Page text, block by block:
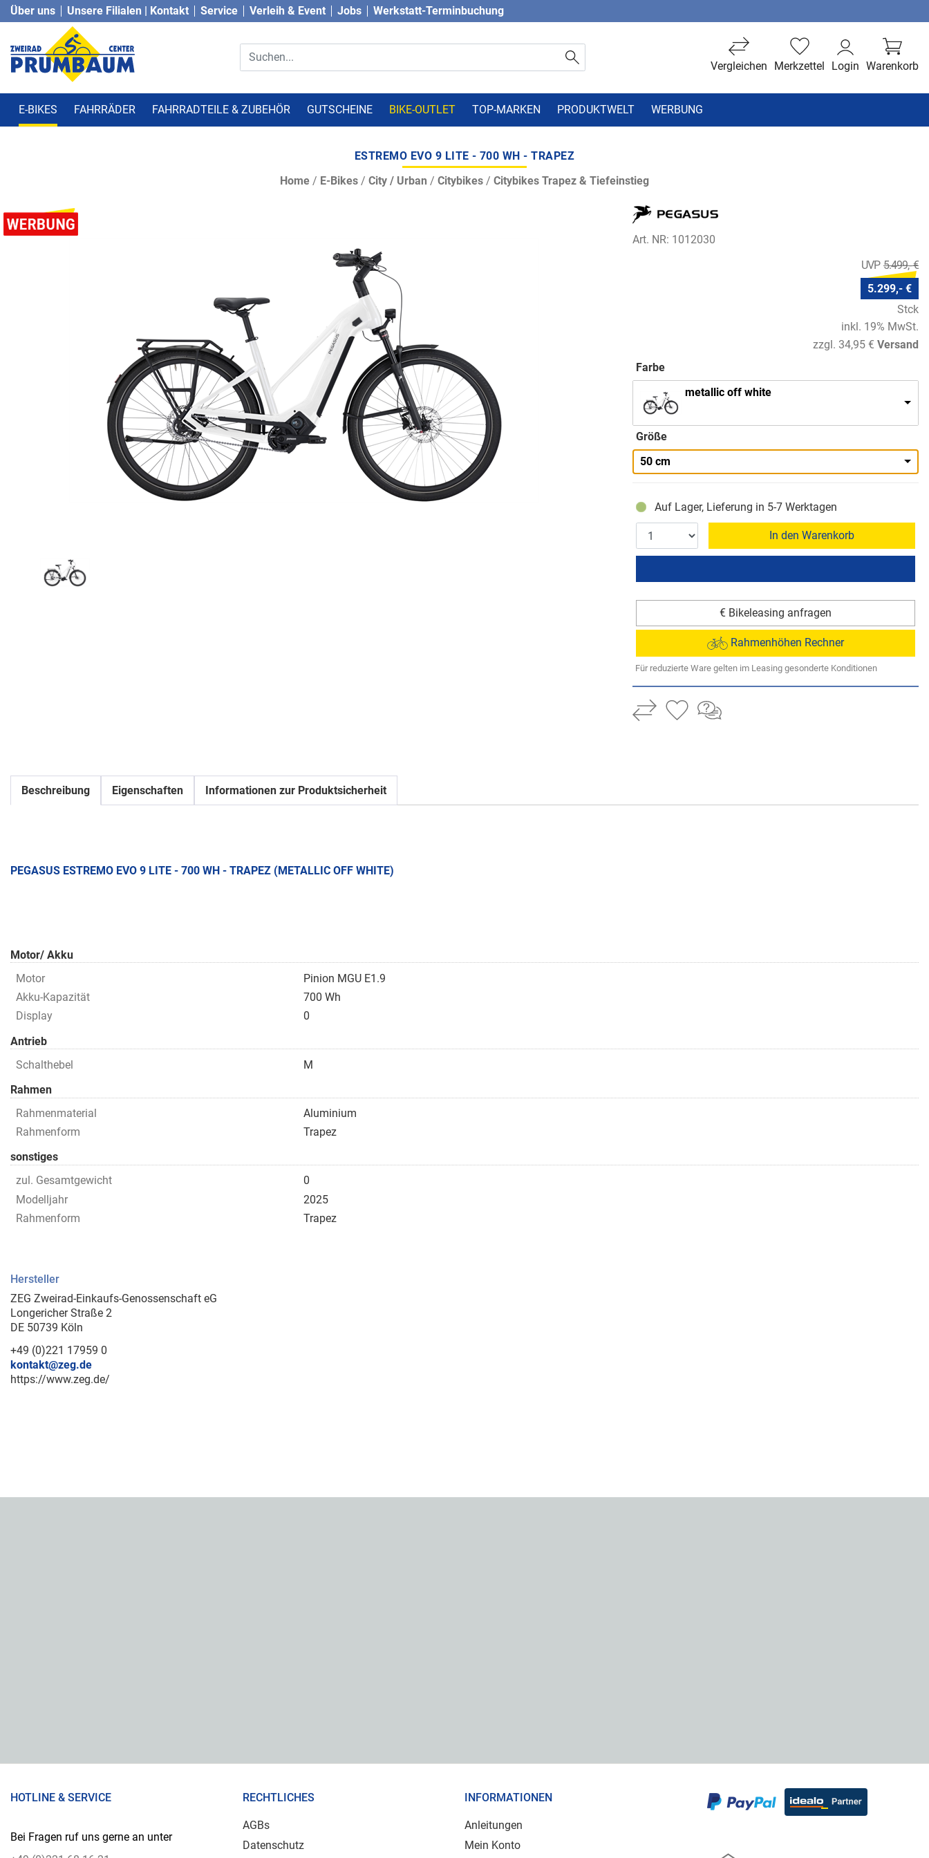
Über uns Unsere Filialen | Kontakt Service Verleih & Event Jobs Werkstatt-Terminbuchung
Warenkorb
Login
Merkzettel
Vergleichen
E-BIKES FAHRRÄDER FAHRRADTEILE & ZUBEHÖR GUTSCHEINE BIKE-OUTLET TOP-MARKEN PRODUKTWELT WERBUNG
ESTREMO EVO 9 LITE - 700 WH - TRAPEZ
Home / E-Bikes / City / Urban / Citybikes / Citybikes Trapez & Tiefeinstieg
Art. NR: 1012030
5.499,- €
5.299,- €
Stck
inkl. 19% MwSt.
zzgl. 34,95 € Versand
Farbe
metallic off white
Größe
50 cm
Auf Lager, Lieferung in 5-7 Werktagen
In den Warenkorb
€ Bikeleasing anfragen
Rahmenhöhen Rechner
Für reduzierte Ware gelten im Leasing gesonderte Konditionen
Beschreibung Eigenschaften Informationen zur Produktsicherheit
PEGASUS ESTREMO EVO 9 LITE - 700 WH - TRAPEZ (METALLIC OFF WHITE)
Motor/ Akku
Motor
Pinion MGU E1.9
Akku-Kapazität
700 Wh
Display
0
Antrieb
Schalthebel
M
Rahmen
Rahmenmaterial
Aluminium
Rahmenform
Trapez
sonstiges
zul. Gesamtgewicht
0
Modelljahr
2025
Rahmenform
Trapez
Hersteller
ZEG Zweirad-Einkaufs-Genossenschaft eG
Longericher Straße 2
DE 50739 Köln
+49 (0)221 17959 0
kontakt@zeg.de
https://www.zeg.de/
HOTLINE & SERVICE
Bei Fragen ruf uns gerne an unter
RECHTLICHES
AGBs
Datenschutz
INFORMATIONEN
Anleitungen
Mein Konto